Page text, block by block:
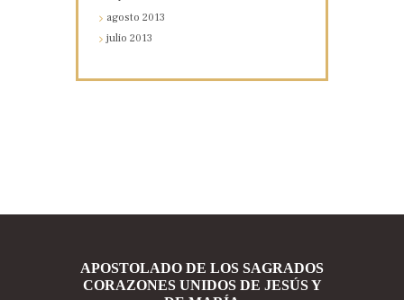
agosto2013
julio2013
APOSTOLADO DE LOS SAGRADOS
CORAZONES UNIDOS DE JESÚS Y